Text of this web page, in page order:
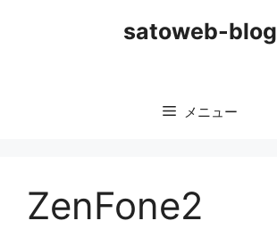
satoweb-blog
メニュー
ZenFone2